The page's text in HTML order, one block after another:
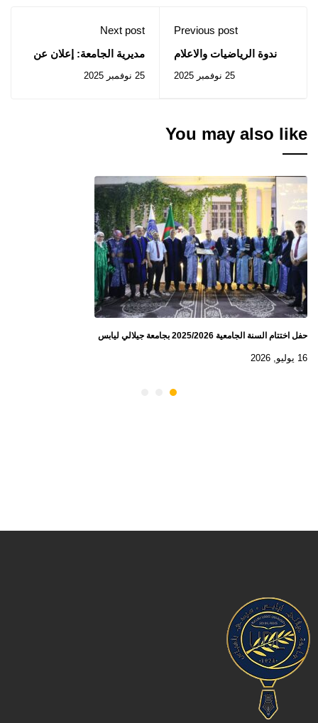
Previous post
ندوة الرياضيات والاعلام
25 نوفمبر 2025
Next post
مديرية الجامعة: إعلان عن
المتعلقة بالإستشارات رقم
25 نوفمبر 2025
You may also like
حفل اختتام السنة الجامعية 2025/2026 بجامعة جيلالي ليابس
16 يوليو, 2026